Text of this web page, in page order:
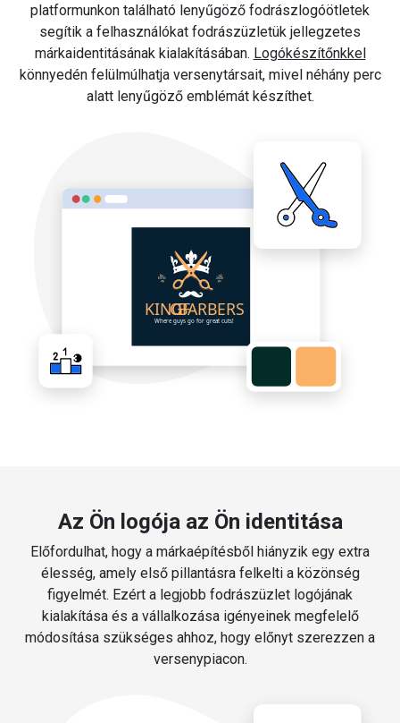
platformunkon található lenyűgöző fodrászlogóötletek
segítik a felhasználókat fodrászüzletük jellegzetes
márkaidentitásának kialakításában. Logókészítőnkkel
könnyedén felülmúlhatja versenytársait, mivel néhány perc
alatt lenyűgöző emblémát készíthet.
Az Ön logója az Ön identitása
Előfordulhat, hogy a márkaépítésből hiányzik egy extra
élesség, amely első pillantásra felkelti a közönség
figyelmét. Ezért a legjobb fodrászüzlet logójának
kialakítása és a vállalkozása igényeinek megfelelő
módosítása szükséges ahhoz, hogy előnyt szerezzen a
versenypiacon.